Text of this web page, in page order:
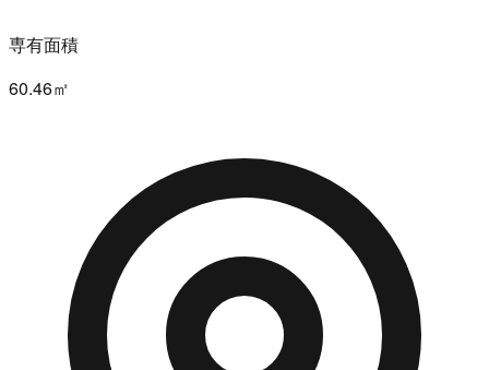
専有面積
60.46㎡